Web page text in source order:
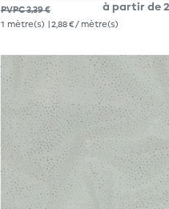
PVPC 3,39 € à partir de
1 mètre(s) | 2,88 € / mètre(s)